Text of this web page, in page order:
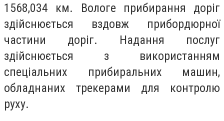
1568,034 км. Вологе прибирання доріг
здійснюється вздовж прибордюрної
частини доріг. Надання послуг
здійснюється з використанням
спеціальних прибиральних машин,
обладнаних трекерами для контролю
руху.